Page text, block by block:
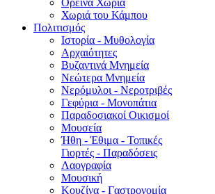
Ορεινά Χωριά
Χωριά του Κάμπου
Πολιτισμός
Ιστορία - Μυθολογία
Αρχαιότητες
Βυζαντινά Μνημεία
Νεώτερα Μνημεία
Νερόμυλοι - Nεροτριβές
Γεφύρια - Μονοπάτια
Παραδοσιακοί Οικισμοί
Μουσεία
Ήθη - Έθιμα - Τοπικές
Γιορτές - Παραδόσεις
Λαογραφία
Μουσική
Κουζίνα - Γαστρονομία